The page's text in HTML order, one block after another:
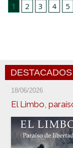
1
2 3 4 5
DESTACADOS
18/06/2026
El Limbo,